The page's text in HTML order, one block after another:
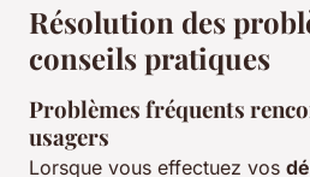
Résolution des
conseils pratiques
Problèmes fréquents
usagers
Lorsque vous effectuez vos